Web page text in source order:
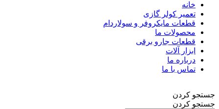
خانه
تعمیر کولر گازی
قطعات مایکروفر و سولاردام
محصولات ما
قطعات جارو برقی
ابزار آلات
درباره ما
تماس با ما
جستجو کردن
جستجو کردن